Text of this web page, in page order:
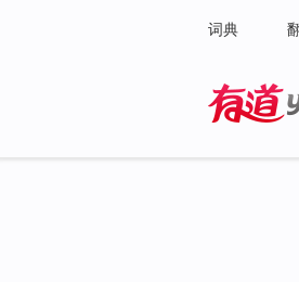
词典